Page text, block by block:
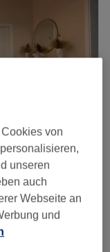
von
unseren
auch
Webseite an
und